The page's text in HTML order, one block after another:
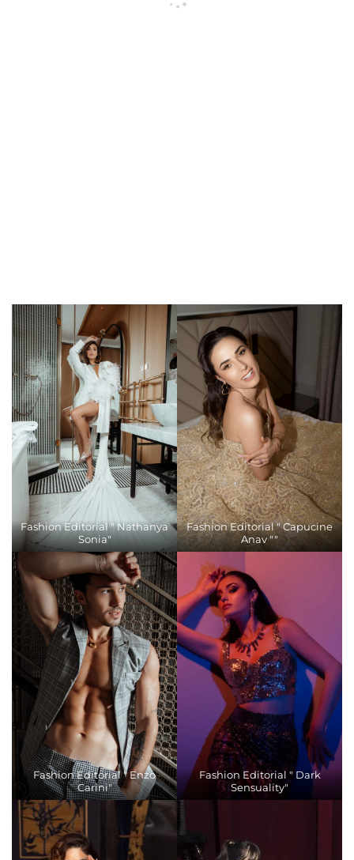
Fashion Editorial " Nathanya
Sonia"
Fashion Editorial " Capucine
Anav ""
Fashion Editorial " Enzo
Carini"
Fashion Editorial " Dark
Sensuality"